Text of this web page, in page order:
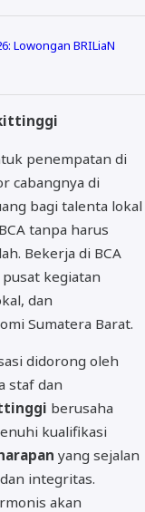
Lowongan BRILiaN
penempatan di
cabangnya di
bagi talenta lokal
tanpa harus
Bekerja di BCA
kegiatan
dan
Sumatera Barat.
didorong oleh
staf dan
berusaha
kualifikasi
yang sejalan
integritas.
akan